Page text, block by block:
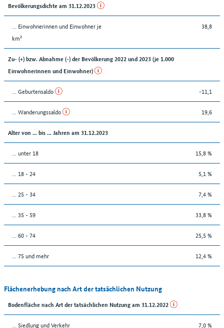
Bevölkerungsdichte am 31.12.2023
… Einwohnerinnen und Einwohner je
km²
38,8
Zu- (+) bzw. Abnahme (-) der Bevölkerung 2022 und 2023 (je 1.000
Einwohnerinnen und Einwohner)
... Geburtensaldo -11,1
... Wanderungssaldo 19,6
Alter von ... bis ... Jahren am 31.12.2023
... unter 18 15,8 %
... 18 - 24 5,1 %
... 25 - 34 7,4 %
... 35 - 59 33,8 %
... 60 - 74 25,5 %
... 75 und mehr 12,4 %
Flächenerhebung nach Art der tatsächlichen Nutzung
Bodenfläche nach Art der tatsächlichen Nutzung am 31.12.2022
… Siedlung und Verkehr 7,0 %